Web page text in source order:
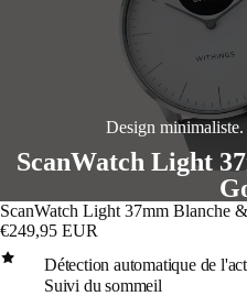
Design
ScanWatch Light
ScanWatch Light 37mm Blanche
€249,95 EUR
Détection automatique de
Suivi du sommeil